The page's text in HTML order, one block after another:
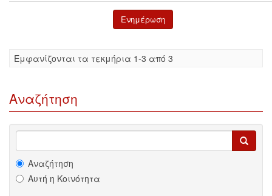
Eμφανίζονται τα τεκμήρια 1-3 από 3
Αναζήτηση
Αναζήτηση
Αυτή η Κοινότητα